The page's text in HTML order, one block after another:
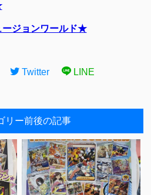
ジョンワールド★
Twitter LINE
リー前後の記事